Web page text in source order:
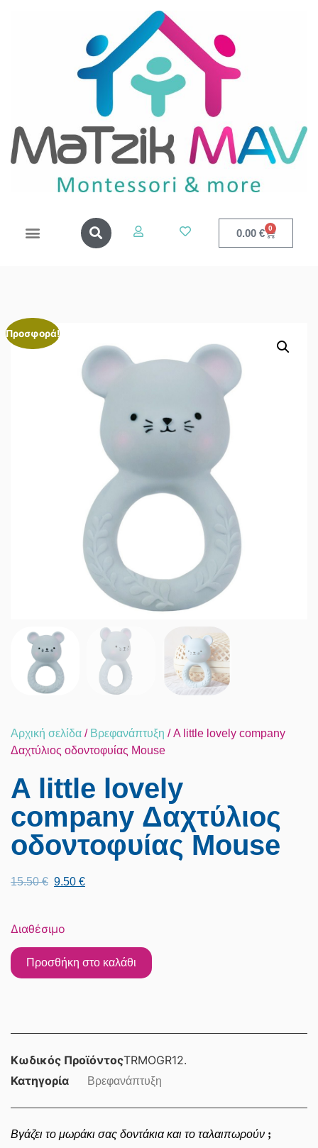
0.00 € 0
Προσφορά!
Αρχική σελίδα / Βρεφανάπτυξη / A little lovely company
Δαχτύλιος οδοντοφυίας Mouse
A little lovely
company Δαχτύλιος
οδοντοφυίας Mouse
15.50€ 9.50 €
Διαθέσιμο
Προσθήκη στο καλάθι
Κωδικός ΠροϊόντοςTRMOGR12.
Κατηγορία
Βρεφανάπτυξη
Βγάζει το μωράκι σας δοντάκια και το ταλαιπωρούν ;